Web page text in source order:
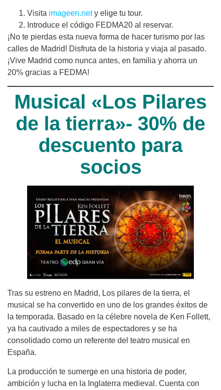
Visita imageen.nety elige tu tour.
Introduce el código FEDMA20 al reservar.
¡No te pierdas esta nueva forma de hacer turismo por las
calles de Madrid! Disfruta de la historia y viaja al pasado.
¡Vive Madrid como nunca antes, en familia y ahorra un
20% gracias a FEDMA!
Musical «Los Pilares
de la tierra»- 30% de
descuento para
socios
Tras su estreno en Madrid, Los pilares de la tierra, el
musical se ha convertido en uno de los grandes éxitos de
la temporada. Basado en la célebre novela de Ken Follett,
ya ha cautivado a miles de espectadores y se ha
consolidado como un referente del teatro musical en
España.
La producción te sumerge en una historia de poder,
ambición y lucha en la Inglaterra medieval. Cuenta con